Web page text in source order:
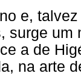
e,
surge
a de
na arte